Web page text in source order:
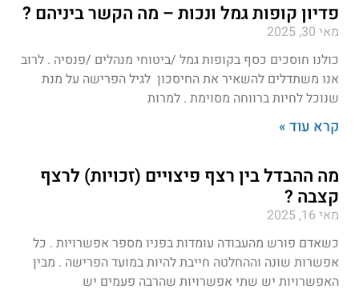
פדיון קופות גמל ונכות – מה הקשר ביניהם ?
מאי 30, 2025
כולנו חוסכים כסף בקופות גמל /ביטוחי מנהלים /פנסיה . לרוב
אנו משתדלים להשאיר את החיסכון לגיל הפרישה על מנת
שנוכל לחיות ברווחה מסוימת . למרות
קרא עוד »
מה ההבדל בין רצף פיצויים (זכויות) לרצף
קצבה ?
מאי 16, 2025
כשאדם פורש מהעבודה עומדות בפניו מספר אפשרויות . כל
אפשרות שונה וההחלטה חייבת להיות במועד הפרישה . מבין
האפשרויות יש שתי אפשרויות שהרבה פעמים יש